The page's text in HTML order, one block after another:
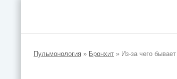
Пульмонология » Бронхит » Из-за чего